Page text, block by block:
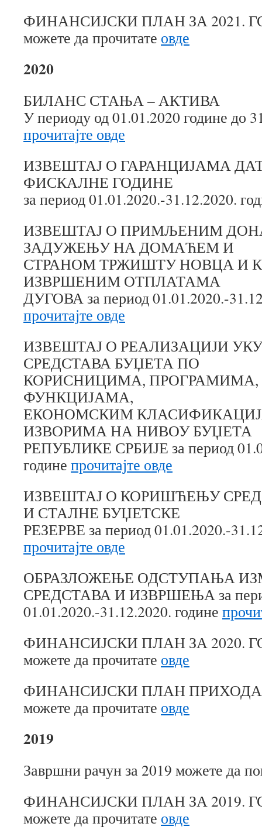
ФИНАНСИЈСКИ ПЛАН ЗА 2021.
можете да прочитате овде
2020
БИЛАНС СТАЊА – АКТИВА
У периоду од 01.01.2020 године до
прочитајте овде
ИЗВЕШТАЈ О ГАРАНЦИЈАМА
ФИСКАЛНЕ ГОДИНЕ
за период 01.01.2020.-31.12.2020.
ИЗВЕШТАЈ О ПРИМЉЕНИМ
ЗАДУЖЕЊУ НА ДОМАЋЕМ И
СТРАНОМ ТРЖИШТУ НОВЦА И
ИЗВРШЕНИМ ОТПЛАТАМА
ДУГОВА за период 01.01.2020.-
прочитајте овде
ИЗВЕШТАЈ О РЕАЛИЗАЦИЈИ
СРЕДСТАВА БУЏЕТА ПО
КОРИСНИЦИМА, ПРОГРАМИМА,
ФУНКЦИЈАМА,
ЕКОНОМСКИМ
ИЗВОРИМА НА НИВОУ БУЏЕТА
РЕПУБЛИКЕ СРБИЈЕ за период
године прочитајте овде
ИЗВЕШТАЈ О КОРИШЋЕЊУ
И СТАЛНЕ БУЏЕТСКЕ
РЕЗЕРВЕ за период 01.01.2020.-
прочитајте овде
ОБРАЗЛОЖЕЊЕ ОДСТУПАЊА
СРЕДСТАВА И ИЗВРШЕЊА за
01.01.2020.-31.12.2020. године
ФИНАНСИЈСКИ ПЛАН ЗА 2020.
можете да прочитате овде
ФИНАНСИЈСКИ ПЛАН ПРИХОДА
можете да прочитате овде
2019
Завршни рачун за 2019 можете да
ФИНАНСИЈСКИ ПЛАН ЗА 2019.
можете да прочитате овде